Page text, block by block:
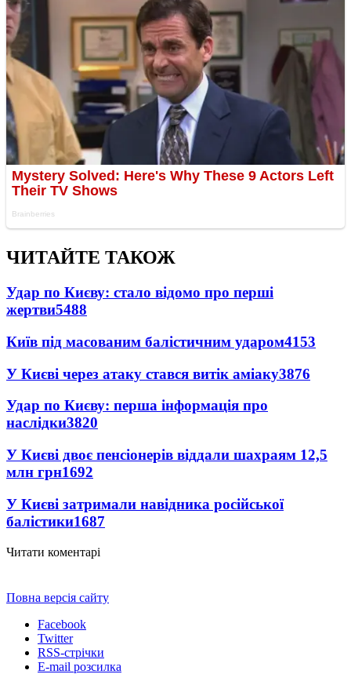
ЧИТАЙТЕ ТАКОЖ
Удар по Києву: стало відомо про перші
жертви5488
Київ під масованим балістичним ударом4153
У Києві через атаку стався витік аміаку3876
Удар по Києву: перша інформація про
наслідки3820
У Києві двоє пенсіонерів віддали шахраям 12,5
млн грн1692
У Києві затримали навідника російської
балістики1687
Читати коментарі
Повна версія сайту
Facebook
Twitter
RSS-стрічки
E-mail розсилка